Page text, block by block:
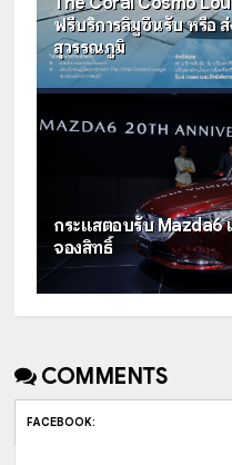
ฟรีบริการลิมูซีนรับ หรือ
สุวรรณภูมิ
กระแสตอบรับ Mazda6
จองสิทธิ์
COMMENTS
FACEBOOK: